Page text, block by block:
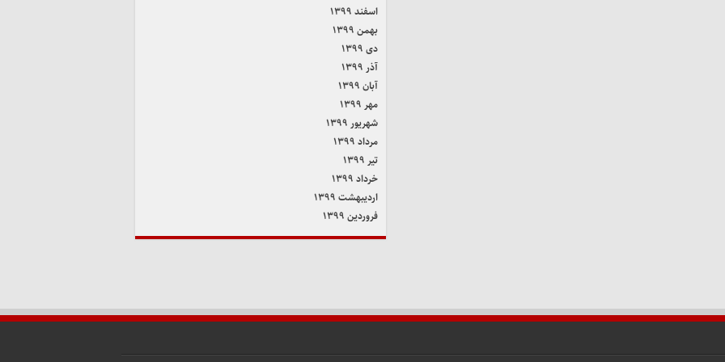
اسفند ۱۳۹۹
بهمن ۱۳۹۹
دی ۱۳۹۹
آذر ۱۳۹۹
آبان ۱۳۹۹
مهر ۱۳۹۹
شهریور ۱۳۹۹
مرداد ۱۳۹۹
تیر ۱۳۹۹
خرداد ۱۳۹۹
اردیبهشت ۱۳۹۹
فروردین ۱۳۹۹